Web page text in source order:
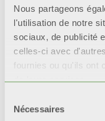
Nous partageons
l'utilisation de notre
sociaux, de publicité
celles-ci avec
fournies ou qu'ils ont
de leurs services.
Nécessaires